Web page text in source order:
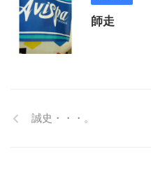
師走
誠史・・・。